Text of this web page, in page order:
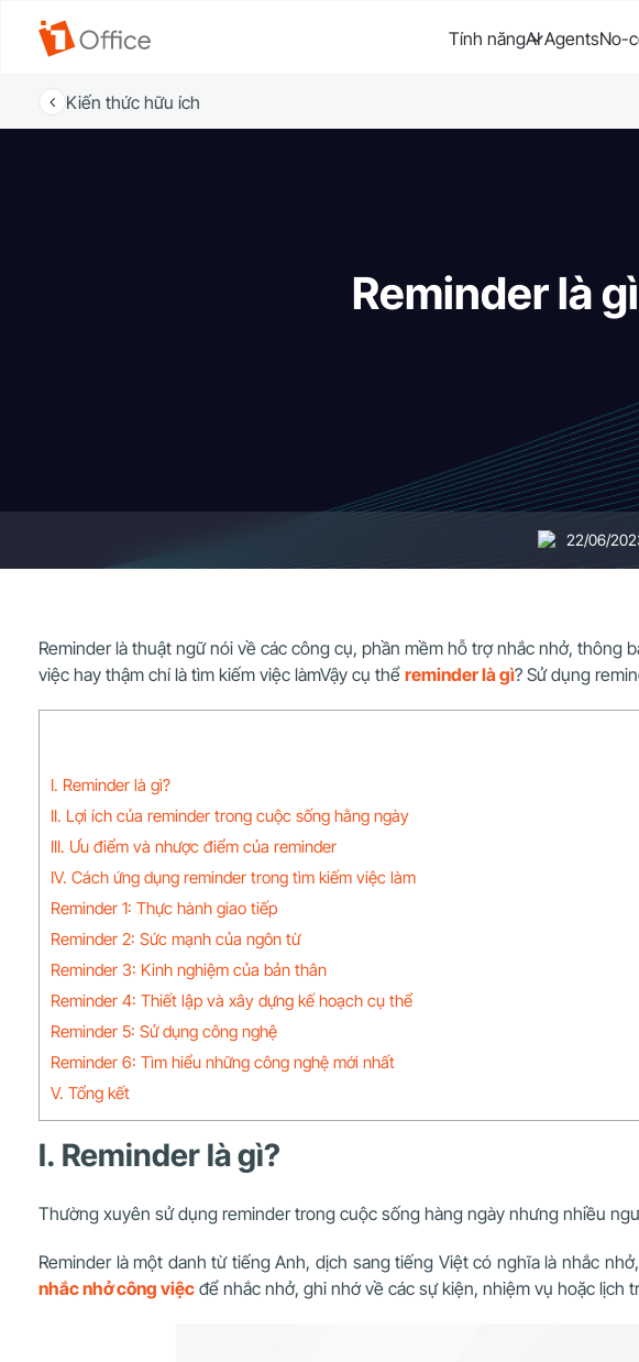
Tính năngAI AgentsNo-
Kiến thức hữu ích
Reminder là
22/06/
Reminder là thuật ngữ nói về các công cụ, phần mềm hỗ trợ nhắc nhở,
việc hay thậm chí là tìm kiếm việc làmVậy cụ thể reminder là gì? Sử dụng
I. Reminder là gì?
II. Lợi ích của reminder trong cuộc sống hằng ngày
III. Ưu điểm và nhược điểm của reminder
IV. Cách ứng dụng reminder trong tìm kiếm việc làm
Reminder 1: Thực hành giao tiếp
Reminder 2: Sức mạnh của ngôn từ
Reminder 3: Kinh nghiệm của bản thân
Reminder 4: Thiết lập và xây dựng kế hoạch cụ thể
Reminder 5: Sử dụng công nghệ
Reminder 6: Tìm hiểu những công nghệ mới nhất
V. Tổng kết
I. Reminder là gì?
Thường xuyên sử dụng reminder trong cuộc sống hàng ngày nhưng nhiều
Reminder là một danh từ tiếng Anh, dịch sang tiếng Việt có nghĩa là nhắc
nhắc nhở công việc để nhắc nhở, ghi nhớ về các sự kiện, nhiệm vụ hoặc